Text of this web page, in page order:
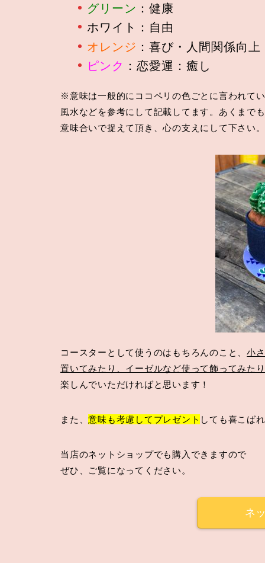
グリーン ：健康
ホワイト：自由
オレンジ ：喜び・人間関係向上
ピンク ：恋愛運：癒し
※意味は一般的にココペリの色ごとに言われて
風水などを参考にして記載してます。あくまで
意味合いで捉えて頂き、心の支えにして下さい。
コースターとして使うのはもちろんのこと、小
置いてみたり、イーゼルなど使って飾ってみたり
楽しんでいただければと思います！
また、意味も考慮してプレゼント しても喜こば
当店のネットショップでも購入できますので
ぜひ、ご覧になってください。
ネ